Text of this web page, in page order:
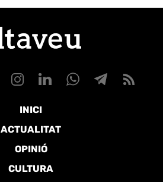
INICI
ACTUALITAT
OPINIÓ
CULTURA